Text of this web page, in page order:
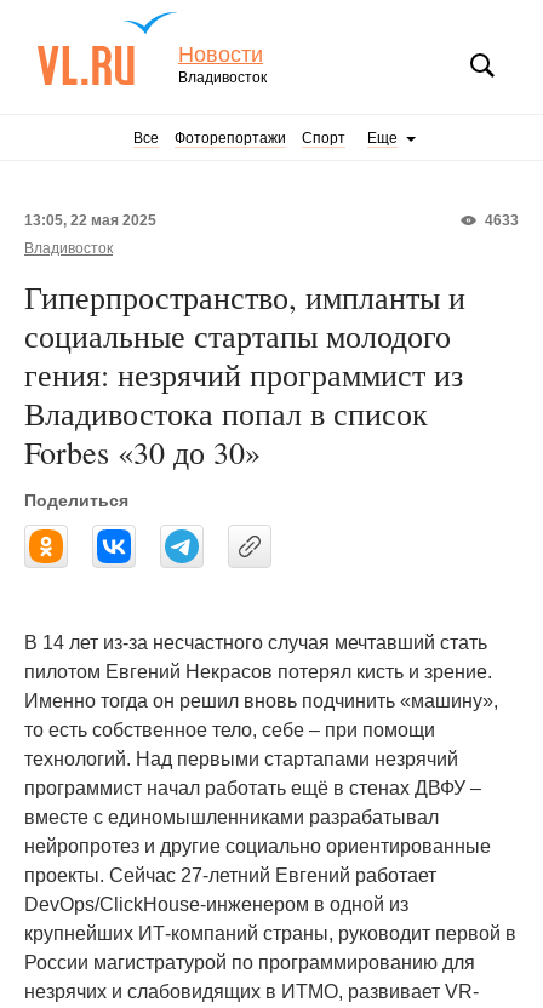
Новости
Владивосток
Все Фоторепортажи Спорт Еще
4633
13:05, 22 мая 2025
Владивосток
Гиперпространство, импланты и
социальные стартапы молодого
гения: незрячий программист из
Владивостока попал в список
Forbes «30 до 30»
Поделиться
В 14 лет из-за несчастного случая мечтавший стать
пилотом Евгений Некрасов потерял кисть и зрение.
Именно тогда он решил вновь подчинить «машину»,
то есть собственное тело, себе – при помощи
технологий. Над первыми стартапами незрячий
программист начал работать ещё в стенах ДВФУ –
вместе с единомышленниками разрабатывал
нейропротез и другие социально ориентированные
проекты. Сейчас 27-летний Евгений работает
DevOps/ClickHouse-инженером в одной из
крупнейших ИТ-компаний страны, руководит первой в
России магистратурой по программированию для
незрячих и слабовидящих в ИТМО, развивает VR-